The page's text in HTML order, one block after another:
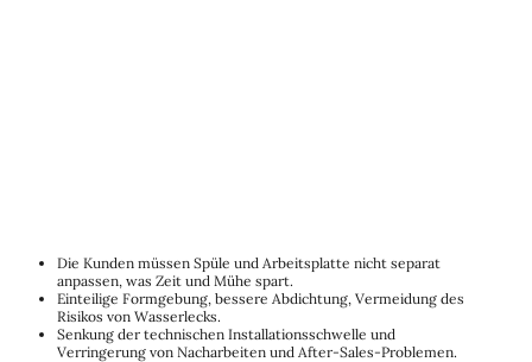
Die Kunden müssen Spüle und Arbeitsplatte nicht separat
anpassen, was Zeit und Mühe spart.
Einteilige Formgebung, bessere Abdichtung, Vermeidung des
Risikos von Wasserlecks.
Senkung der technischen Installationsschwelle und
Verringerung von Nacharbeiten und After-Sales-Problemen.